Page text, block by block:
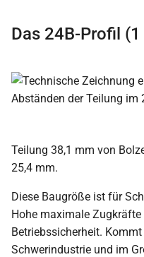
Das 24B-Profil (1
Teilung 38,1 mm von
25,4 mm.
Diese Baugröße ist für
Hohe maximale
Betriebssicherheit.
Schwerindustrie und im